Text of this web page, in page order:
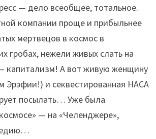
— дело всеобщее, тотальное.
компании проще и прибыльнее
мертвецов в космос в
гробах, нежели живых слать на
капитализм! А вот живую женщину
Эрэфии!) и секвестированная НАСА
посылать… Уже была
— на «Челенджере»,